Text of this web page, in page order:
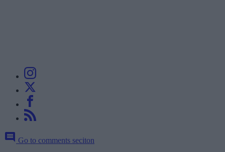
Go to comments seciton